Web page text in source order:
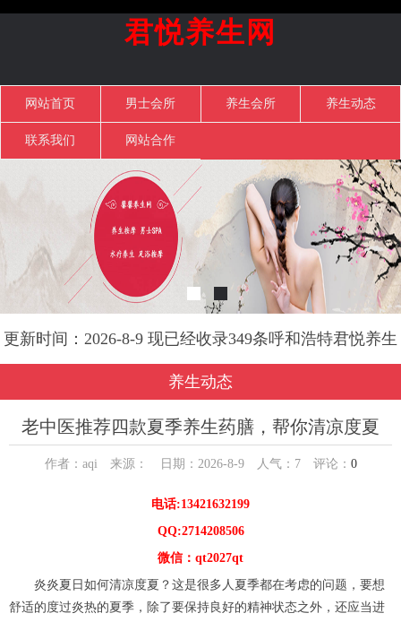
君悦养生网
网站首页 男士会所 养生会所 养生动态
联系我们 网站合作
更新时间：2026-8-9 现已经收录349条呼和浩特君悦养生
网信息
养生动态
老中医推荐四款夏季养生药膳，帮你清凉度夏
作者：aqi 来源： 日期：2026-8-9 人气： 7评论： 0
电话:13421632199
QQ:2714208506
微信：qt2027qt
炎炎夏日如何清凉度夏？这是很多人夏季都在考虑的问题，要想
舒适的度过炎热的夏季，除了要保持良好的精神状态之外，还应当进